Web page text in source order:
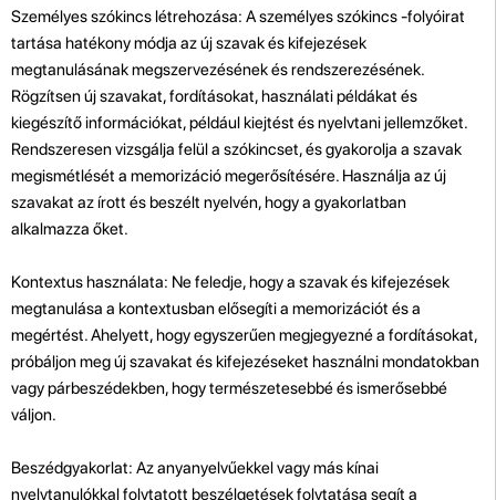
Személyes szókincs létrehozása: A személyes szókincs -folyóirat
tartása hatékony módja az új szavak és kifejezések
megtanulásának megszervezésének és rendszerezésének.
Rögzítsen új szavakat, fordításokat, használati példákat és
kiegészítő információkat, például kiejtést és nyelvtani jellemzőket.
Rendszeresen vizsgálja felül a szókincset, és gyakorolja a szavak
megismétlését a memorizáció megerősítésére. Használja az új
szavakat az írott és beszélt nyelvén, hogy a gyakorlatban
alkalmazza őket.
Kontextus használata: Ne feledje, hogy a szavak és kifejezések
megtanulása a kontextusban elősegíti a memorizációt és a
megértést. Ahelyett, hogy egyszerűen megjegyezné a fordításokat,
próbáljon meg új szavakat és kifejezéseket használni mondatokban
vagy párbeszédekben, hogy természetesebbé és ismerősebbé
váljon.
Beszédgyakorlat: Az anyanyelvűekkel vagy más kínai
nyelvtanulókkal folytatott beszélgetések folytatása segít a